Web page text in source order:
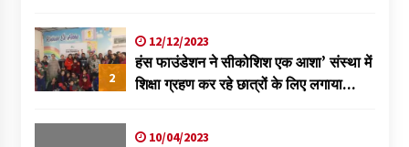
2
12/12/2023
हंस फाउंडेशन ने सीकोशिश एक आशा’ संस्था में
शिक्षा ग्रहण कर रहे छात्रों के लिए लगाया
10/04/2023